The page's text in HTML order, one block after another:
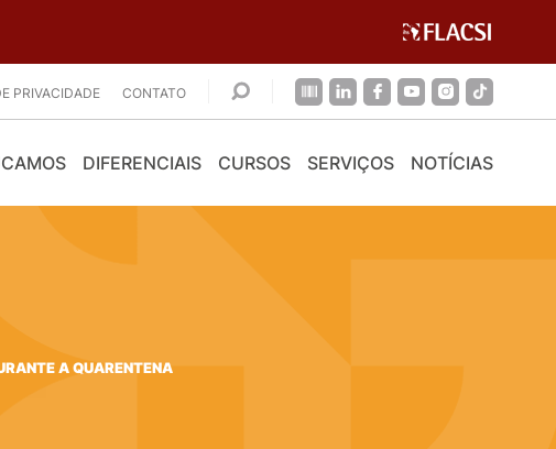
PRIVACIDADE CONTATO
DIFERENCIAIS CURSOS SERVIÇOS NOTÍCIAS
A QUARENTENA